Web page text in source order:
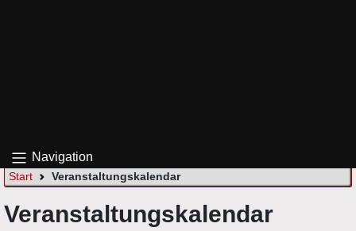
Navigation
Start Veranstaltungskalendar
Veranstaltungskalendar